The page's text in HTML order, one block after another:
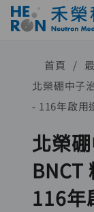
首頁
北榮硼中子
- 116年啟用
北榮
BNCT
116年